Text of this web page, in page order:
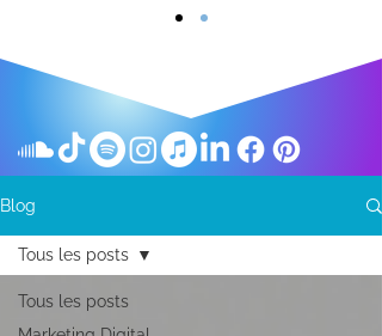
Blog
Tous les posts
Tous les posts